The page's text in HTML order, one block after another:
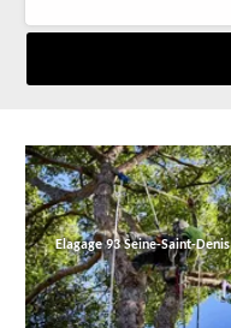
Elagage 93 Seine-Saint-Denis